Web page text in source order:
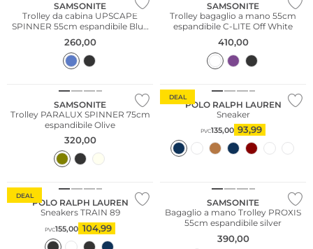
SAMSONITE
Trolley da cabina UPSCAPE
SPINNER 55cm espandibile Blue
Nights
260,00
SAMSONITE
Trolley bagaglio a mano 55cm
espandibile C-LITE Off White
410,00
SAMSONITE
Trolley PARALUX SPINNER 75cm
espandibile Olive
320,00
DEAL
POLO RALPH LAUREN
Sneaker
PVC135,00 93,99
DEAL
POLO RALPH LAUREN
Sneakers TRAIN 89
PVC155,00 104,99
SAMSONITE
Bagaglio a mano Trolley PROXIS
55cm espandibile silver
390,00